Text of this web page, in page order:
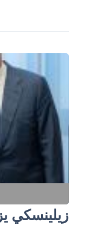
زيلينسكي